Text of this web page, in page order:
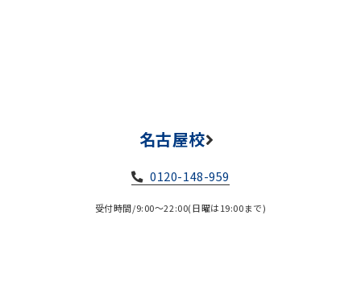
名古屋校
0120-148-959
受付時間/9:00～22:00(日曜は19:00まで)